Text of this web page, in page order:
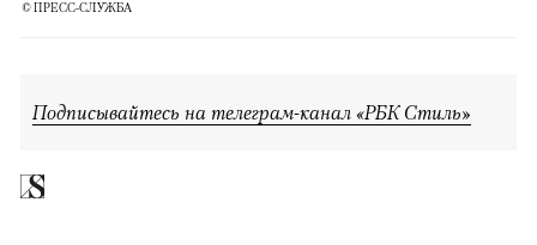
© ПРЕСС-СЛУЖБА
Подписывайтесь на телеграм-канал «РБК Стиль»